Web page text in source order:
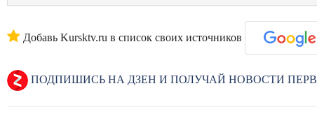
Добавь Kursktv.ru в список своих источников
ПОДПИШИСЬ НА ДЗЕН И ПОЛУЧАЙ НОВОСТИ